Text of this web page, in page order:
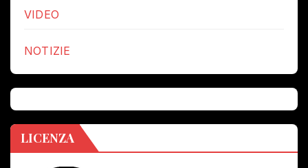
VIDEO
NOTIZIE
LICENZA